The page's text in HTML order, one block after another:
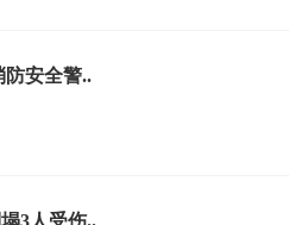
防安全警..
3人受伤..